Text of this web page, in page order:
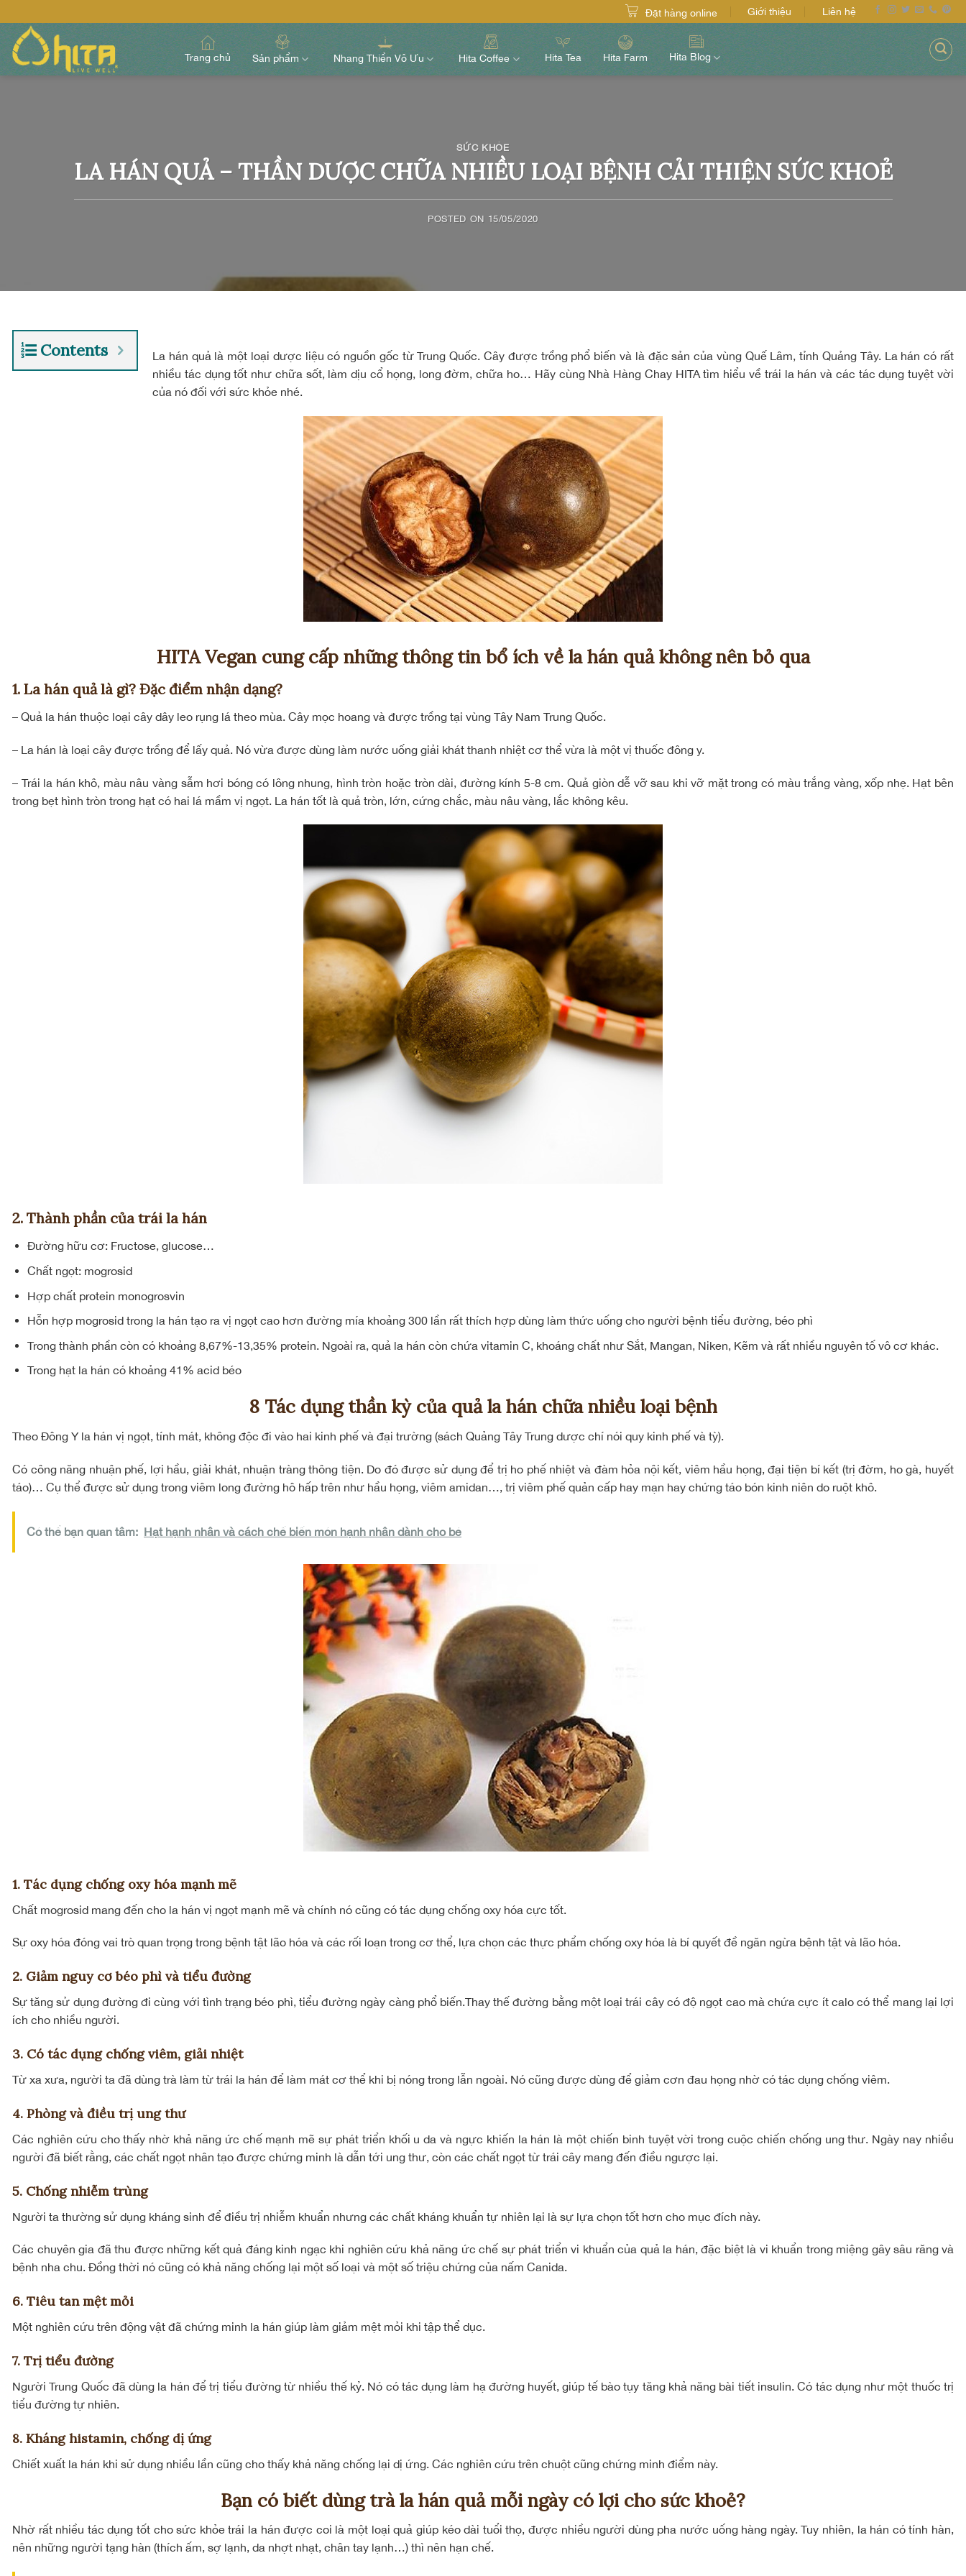
to
content
Đặt hàng online Giới thiệu Liên hệ
Trang chủ Sản phẩm Nhang Thiền Vô Ưu Hita Coffee Hita Tea Hita Farm Hita Blog
SỨC KHỎE
LA HÁN QUẢ – THẦN DƯỢC CHỮA NHIỀU LOẠI BỆNH CẢI THIỆN SỨC KHOẺ
POSTED ON 15/05/2020
Contents
La hán quả là một loại dược liệu có nguồn gốc từ Trung Quốc. Cây được trồng phổ biến và là đặc sản của vùng Quế Lâm, tỉnh Quảng Tây. La hán có rất
nhiều tác dụng tốt như chữa sốt, làm dịu cổ họng, long đờm, chữa ho… Hãy cùng Nhà Hàng Chay HITA tìm hiểu về trái la hán và các tác dụng tuyệt vời
của nó đối với sức khỏe nhé.
HITA Vegan cung cấp những thông tin bổ ích về la hán quả không nên bỏ qua
1. La hán quả là gì? Đặc điểm nhận dạng?
– Quả la hán thuộc loại cây dây leo rụng lá theo mùa. Cây mọc hoang và được trồng tại vùng Tây Nam Trung Quốc.
– La hán là loại cây được trồng để lấy quả. Nó vừa được dùng làm nước uống giải khát thanh nhiệt cơ thể vừa là một vị thuốc đông y.
– Trái la hán khô, màu nâu vàng sẫm hơi bóng có lông nhung, hình tròn hoặc tròn dài, đường kính 5-8 cm. Quả giòn dễ vỡ sau khi vỡ mặt trong có màu trắng vàng, xốp nhẹ. Hạt bên
trong bẹt hình tròn trong hạt có hai lá mầm vị ngọt. La hán tốt là quả tròn, lớn, cứng chắc, màu nâu vàng, lắc không kêu.
2. Thành phần của trái la hán
Đường hữu cơ: Fructose, glucose…
Chất ngọt: mogrosid
Hợp chất protein monogrosvin
Hỗn hợp mogrosid trong la hán tạo ra vị ngọt cao hơn đường mía khoảng 300 lần rất thích hợp dùng làm thức uống cho người bệnh tiểu đường, béo phì
Trong thành phần còn có khoảng 8,67%-13,35% protein. Ngoài ra, quả la hán còn chứa vitamin C, khoáng chất như Sắt, Mangan, Niken, Kẽm và rất nhiều nguyên tố vô cơ khác.
Trong hạt la hán có khoảng 41% acid béo
8 Tác dụng thần kỳ của quả la hán chữa nhiều loại bệnh
Theo Đông Y la hán vị ngọt, tính mát, không độc đi vào hai kinh phế và đại trường (sách Quảng Tây Trung dược chí nói quy kinh phế và tỳ).
Có công năng nhuận phế, lợi hầu, giải khát, nhuận tràng thông tiện. Do đó được sử dụng để trị ho phế nhiệt và đàm hỏa nội kết, viêm hầu họng, đại tiện bí kết (trị đờm, ho gà, huyết
táo)… Cụ thể được sử dụng trong viêm long đường hô hấp trên như hầu họng, viêm amidan…, trị viêm phế quản cấp hay mạn hay chứng táo bón kinh niên do ruột khô.
Có thể bạn quan tâm: Hạt hạnh nhân và cách chế biến món hạnh nhân dành cho bé
1. Tác dụng chống oxy hóa mạnh mẽ
Chất mogrosid mang đến cho la hán vị ngọt mạnh mẽ và chính nó cũng có tác dụng chống oxy hóa cực tốt.
Sự oxy hóa đóng vai trò quan trọng trong bệnh tật lão hóa và các rối loạn trong cơ thể, lựa chọn các thực phẩm chống oxy hóa là bí quyết đề ngăn ngừa bệnh tật và lão hóa.
2. Giảm nguy cơ béo phì và tiểu đường
Sự tăng sử dụng đường đi cùng với tình trạng béo phì, tiểu đường ngày càng phổ biến.Thay thế đường bằng một loại trái cây có độ ngọt cao mà chứa cực ít calo có thể mang lại lợi
ích cho nhiều người.
3. Có tác dụng chống viêm, giải nhiệt
Từ xa xưa, người ta đã dùng trà làm từ trái la hán để làm mát cơ thể khi bị nóng trong lẫn ngoài. Nó cũng được dùng để giảm cơn đau họng nhờ có tác dụng chống viêm.
4. Phòng và điều trị ung thư
Các nghiên cứu cho thấy nhờ khả năng ức chế mạnh mẽ sự phát triển khối u da và ngực khiến la hán là một chiến binh tuyệt vời trong cuộc chiến chống ung thư. Ngày nay nhiều
người đã biết rằng, các chất ngọt nhân tạo được chứng minh là dẫn tới ung thư, còn các chất ngọt từ trái cây mang đến điều ngược lại.
5. Chống nhiễm trùng
Người ta thường sử dụng kháng sinh để điều trị nhiễm khuẩn nhưng các chất kháng khuẩn tự nhiên lại là sự lựa chọn tốt hơn cho mục đích này.
Các chuyên gia đã thu được những kết quả đáng kinh ngạc khi nghiên cứu khả năng ức chế sự phát triển vi khuẩn của quả la hán, đặc biệt là vi khuẩn trong miệng gây sâu răng và
bệnh nha chu. Đồng thời nó cũng có khả năng chống lại một số loại và một số triệu chứng của nấm Canida.
6. Tiêu tan mệt mỏi
Một nghiên cứu trên động vật đã chứng minh la hán giúp làm giảm mệt mỏi khi tập thể dục.
7. Trị tiểu đường
Người Trung Quốc đã dùng la hán để trị tiểu đường từ nhiều thế kỷ. Nó có tác dụng làm hạ đường huyết, giúp tế bào tụy tăng khả năng bài tiết insulin. Có tác dụng như một thuốc trị
tiểu đường tự nhiên.
8. Kháng histamin, chống dị ứng
Chiết xuất la hán khi sử dụng nhiều lần cũng cho thấy khả năng chống lại dị ứng. Các nghiên cứu trên chuột cũng chứng minh điểm này.
Bạn có biết dùng trà la hán quả mỗi ngày có lợi cho sức khoẻ?
Nhờ rất nhiều tác dụng tốt cho sức khỏe trái la hán được coi là một loại quả giúp kéo dài tuổi thọ, được nhiều người dùng pha nước uống hàng ngày. Tuy nhiên, la hán có tính hàn,
nên những người tạng hàn (thích ấm, sợ lạnh, da nhợt nhạt, chân tay lạnh…) thì nên hạn chế.